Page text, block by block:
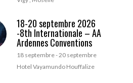
18-20 septembre 2026
-8th Internationale – AA
Ardennes Conventions
18 septembre-20 septembre
Hotel Vayamundo Houffalize